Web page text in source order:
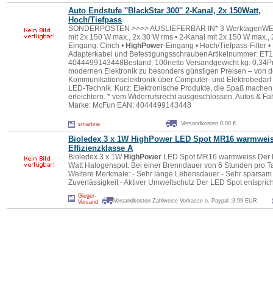
Auto Endstufe ''BlackStar 300'' 2-Kanal, 2x 150Watt,
Hoch/Tiefpass
SONDERPOSTEN >>>> AUSLIEFERBAR IN* 3
mit 2x 150 W max., 2x 30 W rms • 2-Kanal mit 2x 150 W max.,
Eingang: Cinch • HighPower-Eingang • Hoch/Tiefpass-Filter
Adapterkabel und BefestigungsschraubenArtikelnummer:
4044499143448Bestand: 100netto Versandgewicht kg:
modernen Elektronik zu besonders günstigen Preisen – von
Kommunikationselektronik über Computer- und
LED-Technik. Kurz: Elektronische Produkte, die Spaß
erleichtern. * vom Widerrufsrecht ausgeschlossen. Autos &
Marke: McFun EAN: 4044499143448
smartvie Versandkosten 0,00 €
Bioledex 3 x 1W HighPower LED Spot MR16
Effizienzklasse A
Bioledex 3 x 1W HighPower LED Spot MR16 warmweiss
Watt Halogenspot. Bei einer Brenndauer von 6 Stunden pro
Weitere Merkmale: - Sehr lange Lebensdauer - Sehr
Zuverlässigkeit - Aktiver Umweltschutz Der LED Spot
Gieger-
Versand
Versandkosten Zahlweise Vorkasse o. Paypal :3,99 EUR